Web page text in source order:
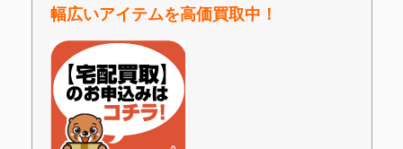
幅広いアイテムを高価買取中！